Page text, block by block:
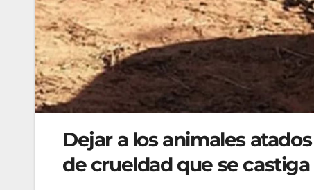
Dejar a los animales
de crueldad que se